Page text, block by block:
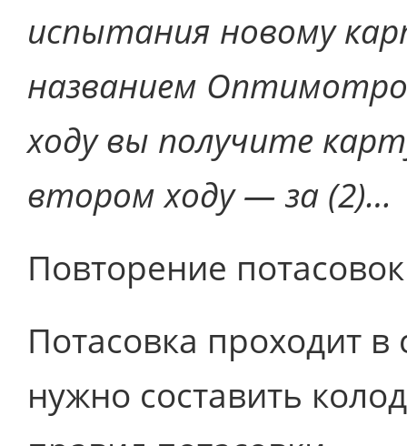
испытания новому
названием
ходу вы получите
втором ходу — за (2)…
Повторение
Потасовка проходит
нужно составить